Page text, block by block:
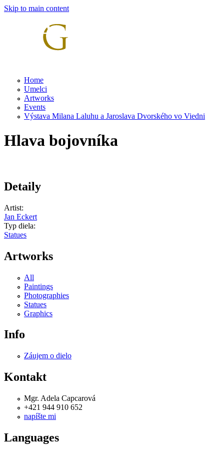
Skip to main content
Home
Umelci
Artworks
Events
Výstava Milana Laluhu a Jaroslava Dvorského vo Viedni
Hlava bojovníka
Detaily
Artist:
Jan Eckert
Typ diela:
Statues
Artworks
All
Paintings
Photographies
Statues
Graphics
Info
Záujem o dielo
Kontakt
Mgr. Adela Capcarová
+421 944 910 652
napíšte mi
Languages